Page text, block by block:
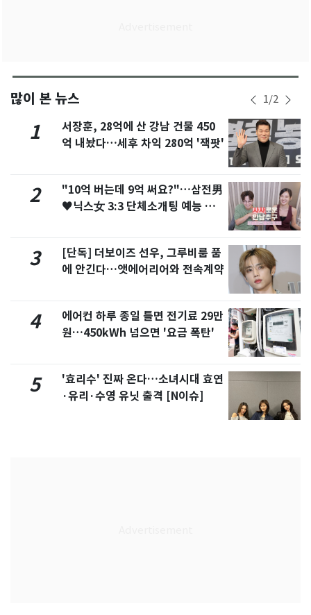
많이 본 뉴스 1/2
1
서장훈, 28억에 산 강남 건물 450
억 내놨다…세후 차익 280억 '잭팟'
2
"10억 버는데 9억 써요?"…삼전男
♥닉스女 3:3 단체소개팅 예능 화
3
[단독] 더보이즈 선우, 그루비룸 품
에 안긴다…앳에어리어와 전속계약
4
에어컨 하루 종일 틀면 전기료 29만
원…450kWh 넘으면 '요금 폭탄'
5
'효리수' 진짜 온다…소녀시대 효연
·유리·수영 유닛 출격 [N이슈]